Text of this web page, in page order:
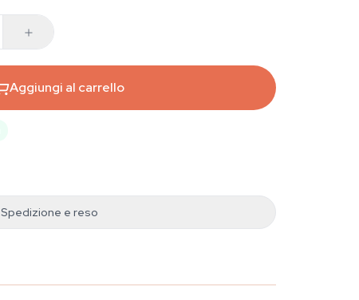
Aggiungi al carrello
Spedizione e reso